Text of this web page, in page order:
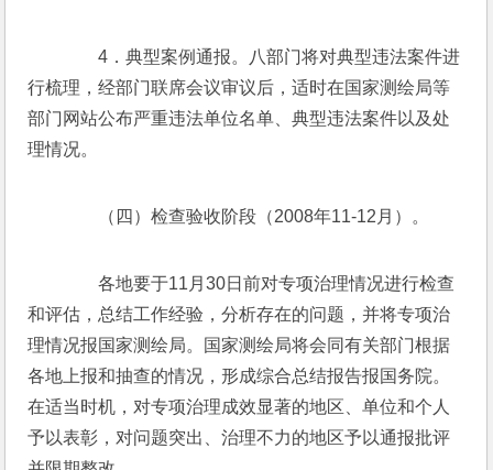
4．典型案例通报。八部门将对典型违法案件进
行梳理，经部门联席会议审议后，适时在国家测绘局等
部门网站公布严重违法单位名单、典型违法案件以及处
理情况。
（四）检查验收阶段（2008年11-12月）。
各地要于11月30日前对专项治理情况进行检查
和评估，总结工作经验，分析存在的问题，并将专项治
理情况报国家测绘局。国家测绘局将会同有关部门根据
各地上报和抽查的情况，形成综合总结报告报国务院。
在适当时机，对专项治理成效显著的地区、单位和个人
予以表彰，对问题突出、治理不力的地区予以通报批评